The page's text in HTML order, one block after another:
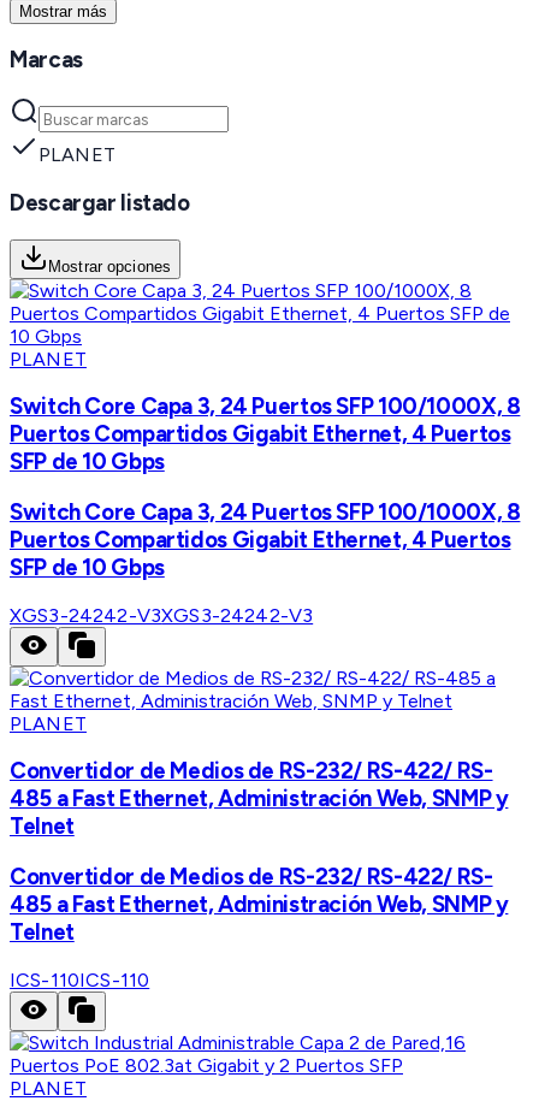
Mostrar más
Marcas
PLANET
Descargar listado
Mostrar opciones
PLANET
Switch Core Capa 3, 24 Puertos SFP 100/1000X, 8
Puertos Compartidos Gigabit Ethernet, 4 Puertos
SFP de 10 Gbps
Switch Core Capa 3, 24 Puertos SFP 100/1000X, 8
Puertos Compartidos Gigabit Ethernet, 4 Puertos
SFP de 10 Gbps
XGS3-24242-V3XGS3-24242-V3
PLANET
Convertidor de Medios de RS-232/ RS-422/ RS-
485 a Fast Ethernet, Administración Web, SNMP y
Telnet
Convertidor de Medios de RS-232/ RS-422/ RS-
485 a Fast Ethernet, Administración Web, SNMP y
Telnet
ICS-110ICS-110
PLANET